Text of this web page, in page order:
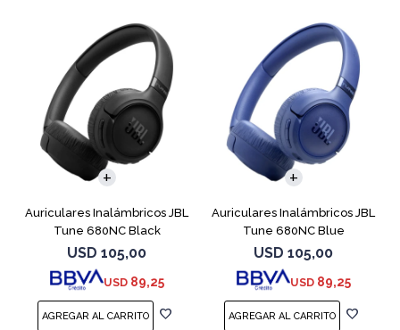
Auriculares Inalámbricos JBL
Tune 680NC Black
USD 105,00
USD 89,25
Auriculares Inalámbricos JBL
Tune 680NC Blue
USD 105,00
USD 89,25